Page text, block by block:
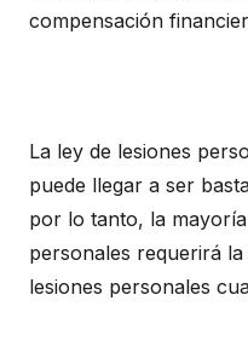
compensación
La ley de lesiones
puede llegar a ser
por lo tanto, la
personales requerirá
lesiones personales